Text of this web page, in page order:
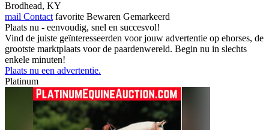
Brodhead, KY
mail Contact favorite Bewaren Gemarkeerd
Plaats nu - eenvoudig, snel en succesvol!
Vind de juiste geïnteresseerden voor jouw advertentie op ehorses, de
grootste marktplaats voor de paardenwereld. Begin nu in slechts
enkele minuten!
Plaats nu een advertentie.
Platinum